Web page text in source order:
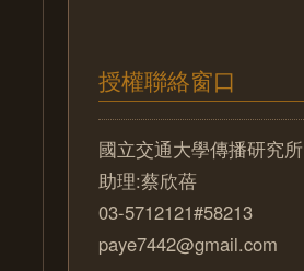
授權聯絡窗口
國立交通大學傳播研究所
助理:蔡欣蓓
03-5712121#58213
paye7442@gmail.com